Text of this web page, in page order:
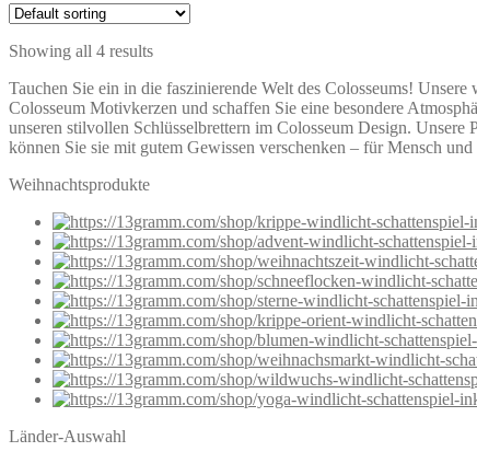
Showing all 4 results
Tauchen Sie ein in die faszinierende Welt des Colosseums!
Colosseum Motivkerzen und schaffen Sie eine besondere
unseren stilvollen Schlüsselbrettern im Colosseum Design.
können Sie sie mit gutem Gewissen verschenken – für Mensch
Weihnachtsprodukte
Länder-Auswahl